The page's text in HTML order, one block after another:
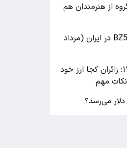
از هنرمندان هم
اولین بخشنامه فروش تویوتا BZ5 در ایران (مرداد
نحوه فروش دینار اربعین ۱۴۰۵؛ زائران کجا ارز خود
نکات مهم